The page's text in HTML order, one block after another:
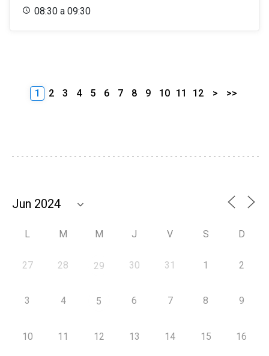
08:30 a 09:30
1 2 3 4 5 6 7 8 9 10 11 12 > >>
L M M J V S D
27 28 29 30 31 1 2
3 4 5 6 7 8 9
10 11 12 13 14 15 16